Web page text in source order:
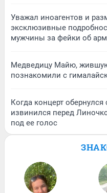
Уважал иноагентов и
эксклюзивные
мужчины за фейки об
Медведицу Майю,
познакомили с
Когда концерт
извинился перед
под ее голос